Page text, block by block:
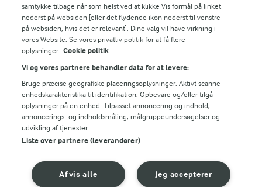
1 TIME 30 MIN
Nem kage med
valgfrit fyld
(68)
2 TIMER
Knasekage med
skyrflødeskum og
friske bær
(450)
samtykke tilbage når som helst ved at klikke Vis formål på linket
nederst på websiden [eller det flydende ikon nederst til venstre
på websiden, hvis det er relevant]. Dine valg vil have virkning i
vores Website. Se vores privatliv politik for at få flere
oplysninger. Cookie politik
Vi og vores partnere behandler data for at levere:
Bruge præcise geografiske placeringsoplysninger. Aktivt scanne
enhedskarakteristika til identifikation. Opbevare og/eller tilgå
oplysninger på en enhed. Tilpasset annoncering og indhold,
annoncerings- og indholdsmåling, målgruppeundersøgelser og
udvikling af tjenester.
Liste over partnere (leverandører)
Jeg accepterer
Afvis alle